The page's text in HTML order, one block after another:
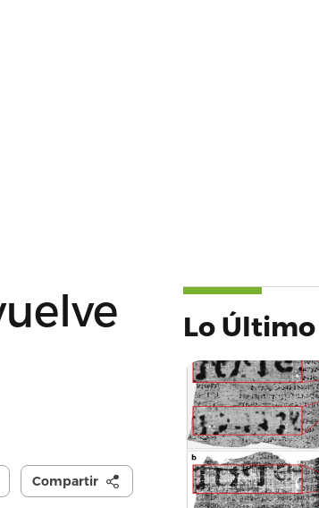
Compartir
Lo Último